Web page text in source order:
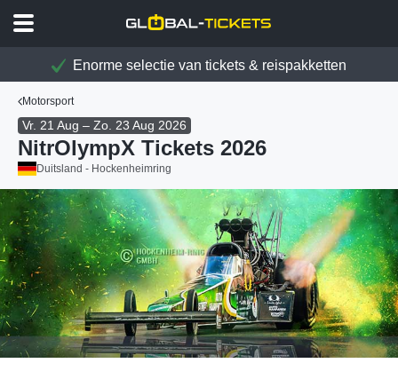
Enorme selectie van tickets & reispakketten
Motorsport
Vr. 21 Aug – Zo. 23 Aug 2026
NitrOlympX Tickets 2026
Duitsland - Hockenheimring